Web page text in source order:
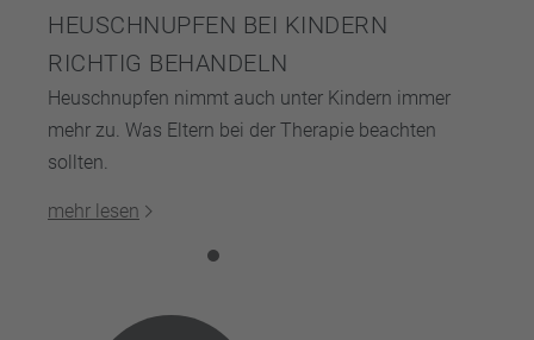
HEUSCHNUPFEN BEI KINDERN
RICHTIG BEHANDELN
Heuschnupfen nimmt auch unter Kindern immer
mehr zu. Was Eltern bei der Therapie beachten
sollten.
mehr lesen